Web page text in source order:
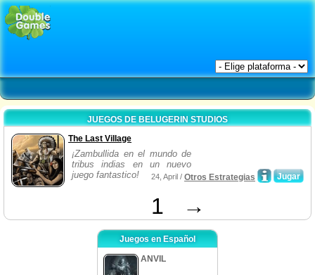
JUEGOS DE BELUGERIN STUDIOS
The Last Village
¡Zambullida en el mundo de
tribus indias en un nuevo
juego fantastico!
Jugar
24, April / Otros Estrategias
1 →
Juegos en Español
ANVIL